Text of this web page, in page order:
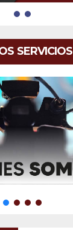
SERVICIOS